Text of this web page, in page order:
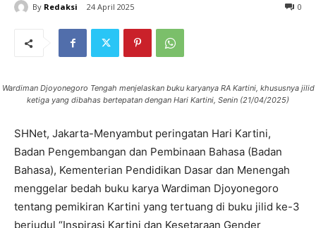
By Redaksi 24 April 2025 0
Wardiman Djoyonegoro Tengah menjelaskan buku karyanya RA Kartini, khususnya jilid
ketiga yang dibahas bertepatan dengan Hari Kartini, Senin (21/04/2025)
SHNet, Jakarta-Menyambut peringatan Hari Kartini,
Badan Pengembangan dan Pembinaan Bahasa (Badan
Bahasa), Kementerian Pendidikan Dasar dan Menengah
menggelar bedah buku karya Wardiman Djoyonegoro
tentang pemikiran Kartini yang tertuang di buku jilid ke-3
berjudul “Inspirasi Kartini dan Kesetaraan Gender